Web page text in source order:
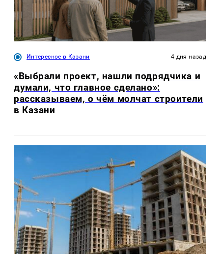
Интересное в Казани 4 дня назад
«Выбрали проект, нашли подрядчика и
думали, что главное сделано»:
рассказываем, о чём молчат строители
в Казани